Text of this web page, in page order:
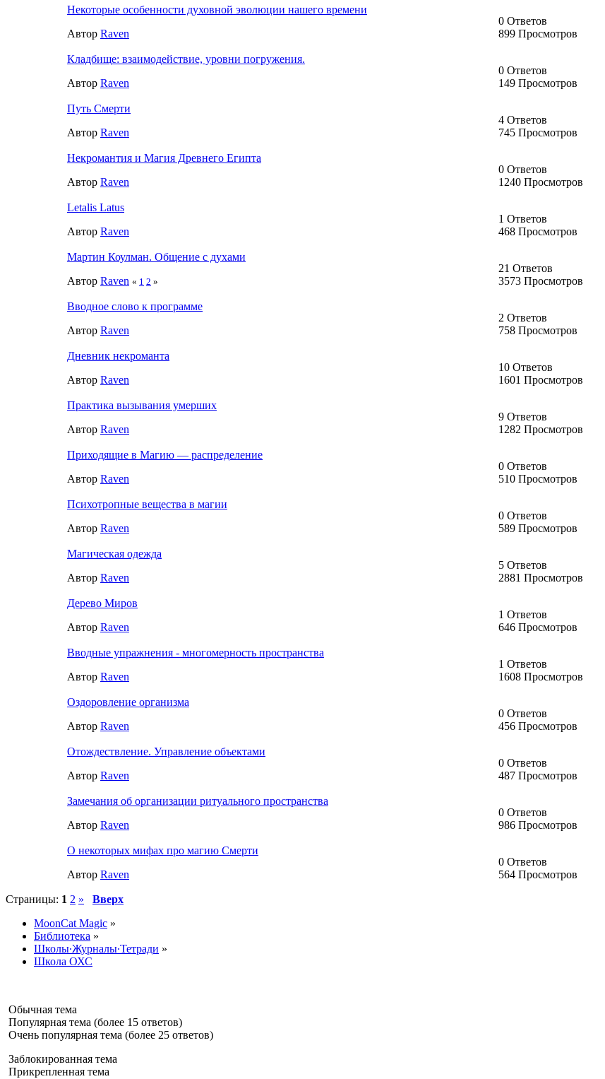
Некоторые особенности духовной эволюции нашего времени
Автор Raven
0 Ответов
899 Просмотров
Кладбище: взаимодействие, уровни погружения.
Автор Raven
0 Ответов
149 Просмотров
Путь Смерти
Автор Raven
4 Ответов
745 Просмотров
Некромантия и Магия Древнего Египта
Автор Raven
0 Ответов
1240 Просмотров
Letalis Latus
Автор Raven
1 Ответов
468 Просмотров
Мартин Коулман. Общение с духами
Автор Raven « 1 2 »
21 Ответов
3573 Просмотров
Вводное слово к программе
Автор Raven
2 Ответов
758 Просмотров
Дневник некроманта
Автор Raven
10 Ответов
1601 Просмотров
Практика вызывания умерших
Автор Raven
9 Ответов
1282 Просмотров
Приходящие в Магию — распределение
Автор Raven
0 Ответов
510 Просмотров
Психотропные вещества в магии
Автор Raven
0 Ответов
589 Просмотров
Магическая одежда
Автор Raven
5 Ответов
2881 Просмотров
Дерево Миров
Автор Raven
1 Ответов
646 Просмотров
Вводные упражнения - многомерность пространства
Автор Raven
1 Ответов
1608 Просмотров
Оздоровление организма
Автор Raven
0 Ответов
456 Просмотров
Отождествление. Управление объектами
Автор Raven
0 Ответов
487 Просмотров
Замечания об организации ритуального пространства
Автор Raven
0 Ответов
986 Просмотров
О некотoрых мифах про магию Смерти
Автор Raven
0 Ответов
564 Просмотров
Страницы: 1 2 »
Вверх
MoonCat Magic »
Библиотека »
Школы∙Журналы∙Тетради »
Школа ОХС
Обычная тема
Популярная тема (более 15 ответов)
Очень популярная тема (более 25 ответов)
Заблокированная тема
Прикрепленная тема